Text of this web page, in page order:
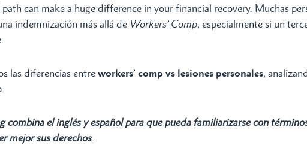
can make a huge difference in your financial recovery. Muchas
indemnización más allá de Workers’ Comp, especialmente si un
las diferencias entre workers’ comp vs lesiones personales,
combina el inglés y español para que pueda familiarizarse con
mejor sus derechos.